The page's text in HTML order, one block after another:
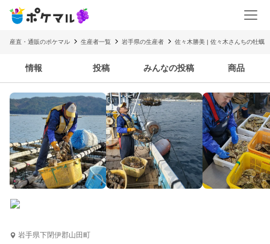
産直・通販のポケマル 生産者一覧 岩手県の生産者 佐々木勝美 | 佐々木さんちの牡蠣
情報 投稿 みんなの投稿 商品
岩手県下閉伊郡山田町